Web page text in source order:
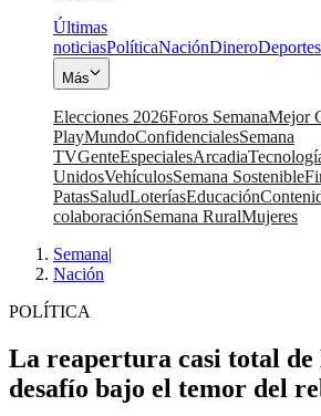
Últimas
noticiasPolíticaNaciónDineroDeportes
Más
Elecciones 2026Foros SemanaMejor
PlayMundoConfidencialesSemana
TVGenteEspecialesArcadia
UnidosVehículosSemana Sostenible
PatasSaludLoteríasEducación
colaboraciónSemana RuralMujeres
Semana|
Nación
POLÍTICA
La reapertura casi total de
desafío bajo el temor del